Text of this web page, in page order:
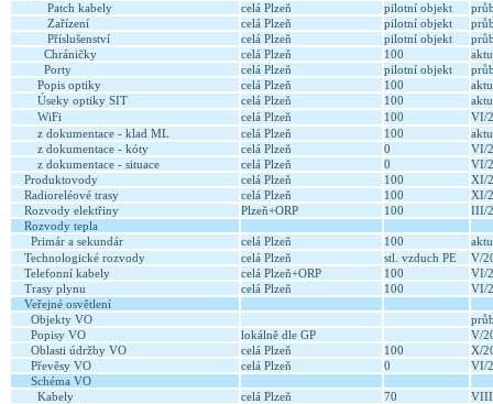
Patch kabely
celá Plzeň pilotní objekt
Zařízení
celá Plzeň pilotní objekt
Příslušenství
celá Plzeň pilotní objekt
Chráničky
celá Plzeň 100
Porty
celá Plzeň pilotní objekt
Popis optiky
celá Plzeň 100
Úseky optiky SIT
celá Plzeň 100
WiFi
celá Plzeň 100
VI/
z dokumentace - klad ML
celá Plzeň 100
z dokumentace - kóty
celá Plzeň 0
VI/
z dokumentace - situace
celá Plzeň 0
VI/
Produktovody
celá Plzeň 100
XI/
Radioreléové trasy
celá Plzeň 100
XI/
Rozvody elektřiny
Plzeň+ORP 100
III/
Rozvody tepla
Primár a sekundár
celá Plzeň 100
Technologické rozvody
celá Plzeň stl. vzduch PE
V/
Telefonní kabely
celá Plzeň+ORP 100
VI/
Trasy plynu
celá Plzeň 100
VI/
Veřejné osvětlení
Objekty VO
Popisy VO
lokálně dle GP
V/
Oblasti údržby VO
celá Plzeň 100
X/
Převěsy VO
celá Plzeň 0
VI/
Schéma VO
Kabely
celá Plzeň 70